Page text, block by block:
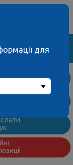
Знайти
для